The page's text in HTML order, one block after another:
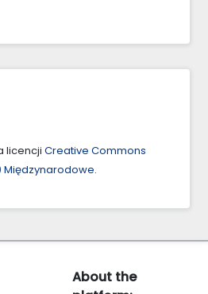
licencji Creative Commons
Międzynarodowe.
About the